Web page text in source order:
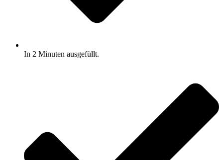
In 2 Minuten ausgefüllt.